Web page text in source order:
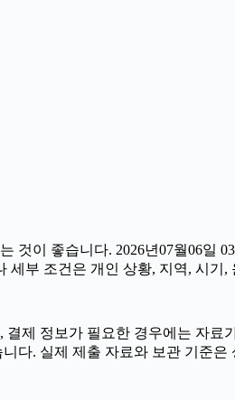
이 좋습니다. 2026년07월06일
부 조건은 개인 상황, 지역, 시기
제 정보가 필요한 경우에는 자료
다. 실제 제출 자료와 보관 기준